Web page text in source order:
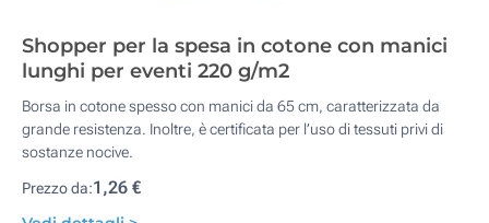
Shopper per la spesa in cotone con manici
lunghi per eventi 220 g/m2
Borsa in cotone spesso con manici da 65 cm, caratterizzata da
grande resistenza. Inoltre, è certificata per l’uso di tessuti privi di
sostanze nocive.
Prezzo da:1,26 €